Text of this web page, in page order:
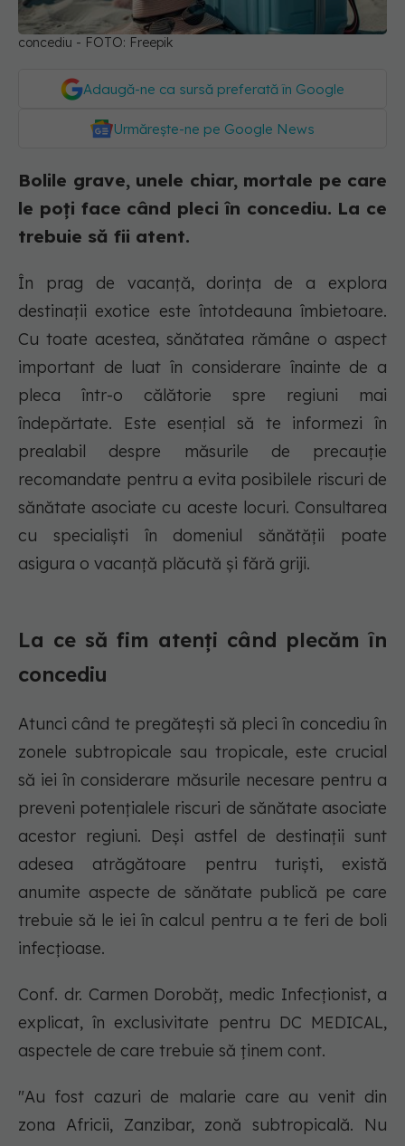
concediu - FOTO: Freepik
Adaugă-ne ca sursă preferată în Google
Urmărește-ne pe Google News
Bolile grave, unele chiar, mortale pe care
le poți face când pleci în concediu. La ce
trebuie să fii atent.
În prag de vacanță, dorința de a explora
destinații exotice este întotdeauna îmbietoare.
Cu toate acestea, sănătatea rămâne o aspect
important de luat în considerare înainte de a
pleca într-o călătorie spre regiuni mai
îndepărtate. Este esențial să te informezi în
prealabil despre măsurile de precauție
recomandate pentru a evita posibilele riscuri de
sănătate asociate cu aceste locuri. Consultarea
cu specialiști în domeniul sănătății poate
asigura o vacanță plăcută și fără griji.
La ce să fim atenți când plecăm în
concediu
Atunci când te pregătești să pleci în concediu în
zonele subtropicale sau tropicale, este crucial
să iei în considerare măsurile necesare pentru a
preveni potențialele riscuri de sănătate asociate
acestor regiuni. Deși astfel de destinații sunt
adesea atrăgătoare pentru turiști, există
anumite aspecte de sănătate publică pe care
trebuie să le iei în calcul pentru a te feri de boli
infecțioase.
Conf. dr. Carmen Dorobăț, medic Infecționist, a
explicat, în exclusivitate pentru DC MEDICAL,
aspectele de care trebuie să ținem cont.
"Au fost cazuri de malarie care au venit din
zona Africii, Zanzibar, zonă subtropicală. Nu